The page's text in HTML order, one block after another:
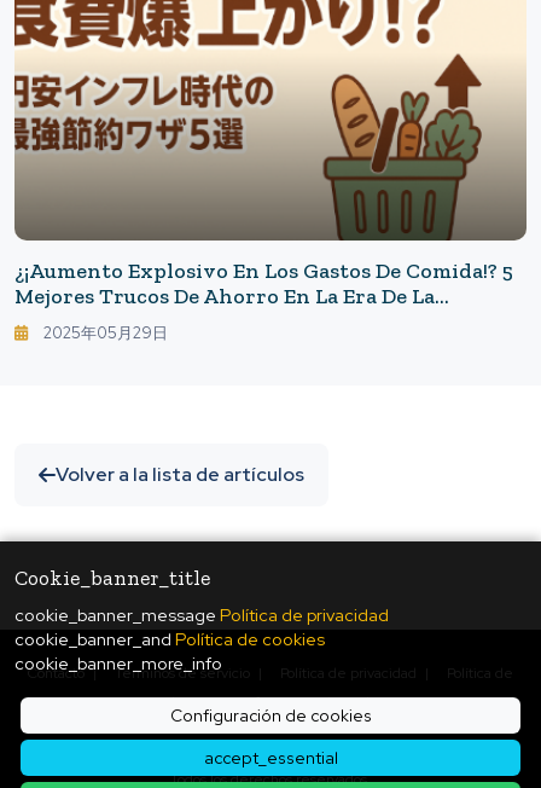
Cookie_banner_title
cookie_banner_message Política de privacidad
cookie_banner_and Política de cookies
cookie_banner_more_info
Configuración de cookies
accept_essential
¿¡Aumento Explosivo En Los Gastos De Comida!? 5
Mejores Trucos De Ahorro En La Era De La
Inflación Y La Devaluación Del Yen
2025年05月29日
Volver a la lista de artículos
Contacto |Términos de servicio Política de privacidad
Política de
cookies |Configuración de cookies
© Copyright
ukiyo journal - 日本と世界をつなぐ新しいニュースメディア
Todos los derechos reservados.